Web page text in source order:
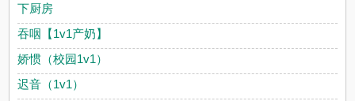
下厨房
吞咽【1v1产奶】
娇惯（校园1v1）
迟音（1v1）